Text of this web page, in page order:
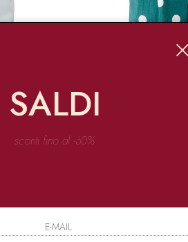
-30%
BUSTIER PEPLUM IN
€ 50.00
SALDI
sconti fino al -60%